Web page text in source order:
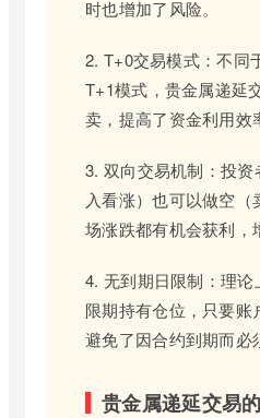
时也增加了风险。
2. T+0交易模式：不同
T+1模式，贵金属递延
卖，提高了资金利用效
3. 双向交易机制：投
入看涨）也可以做空
场涨跌都有机会获利，
4. 无到期日限制：理
限期持有仓位，只要账
避免了因合约到期而必
贵金属递延交易